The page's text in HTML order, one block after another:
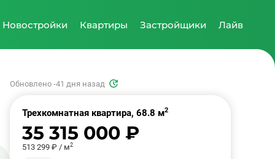
Новостройки Квартиры Застройщики Лайв
Обновлено -41 дня назад
Трехкомнатная квартира, 68.8 м2
35 315 000 ₽
513 299 ₽ / м2